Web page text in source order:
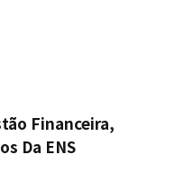
Financeira,
Da ENS